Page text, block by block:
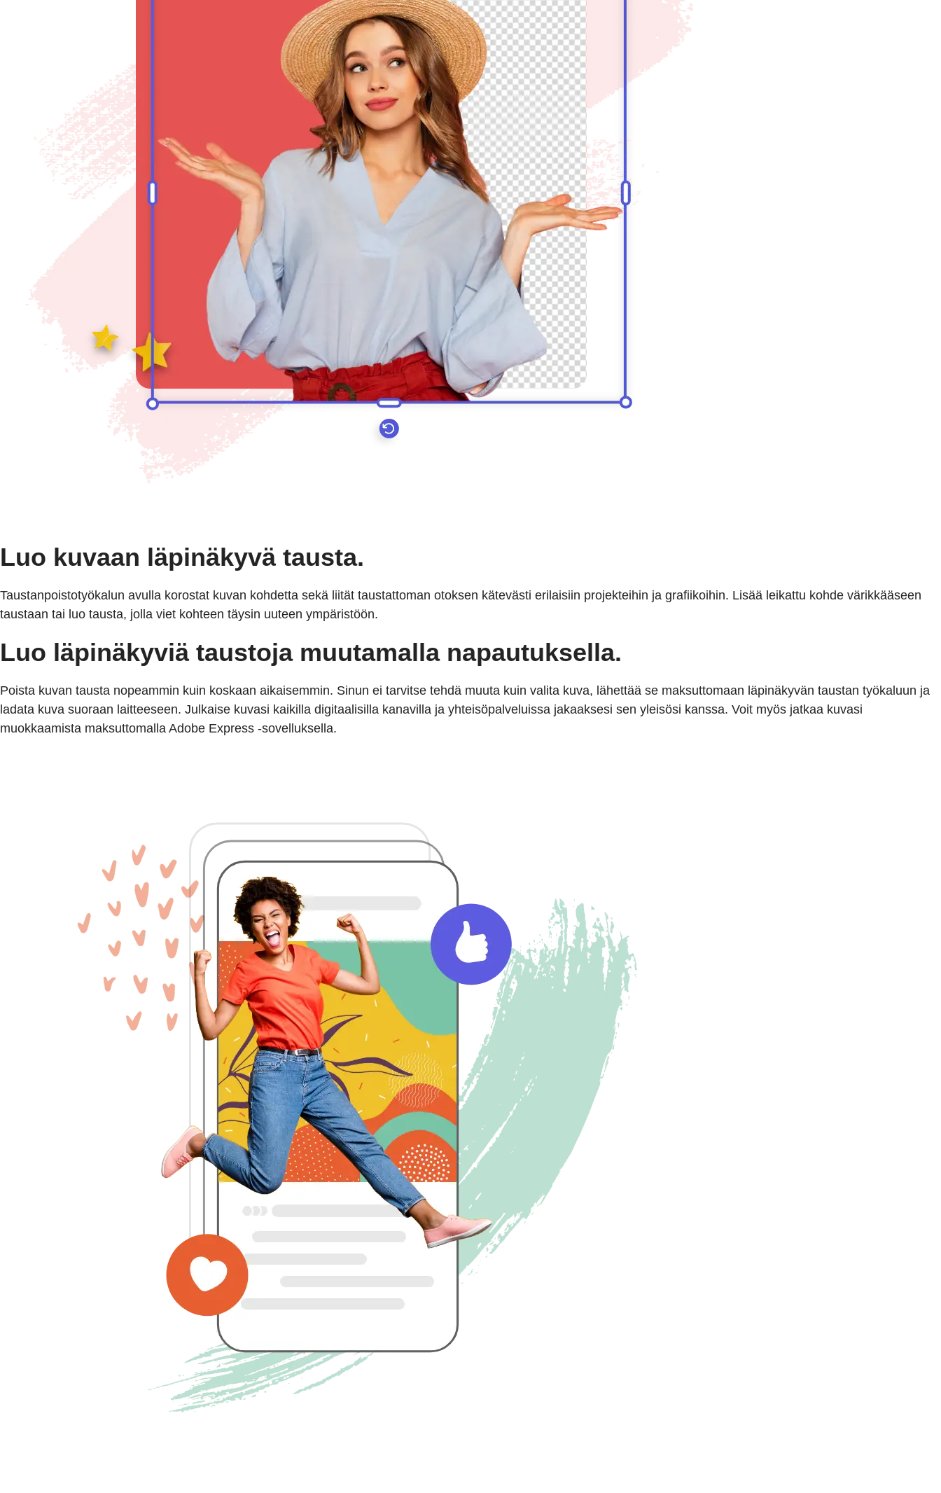
Luo kuvaan läpinäkyvä tausta.
Taustanpoistotyökalun avulla korostat kuvan kohdetta sekä liität taustattoman otoksen kätevästi erilaisiin projekteihin ja grafiikoihin. Lisää leikattu kohde värikkääseen
taustaan tai luo tausta, jolla viet kohteen täysin uuteen ympäristöön.
Luo läpinäkyviä taustoja muutamalla napautuksella.
Poista kuvan tausta nopeammin kuin koskaan aikaisemmin. Sinun ei tarvitse tehdä muuta kuin valita kuva, lähettää se maksuttomaan läpinäkyvän taustan työkaluun ja
ladata kuva suoraan laitteeseen. Julkaise kuvasi kaikilla digitaalisilla kanavilla ja yhteisöpalveluissa jakaaksesi sen yleisösi kanssa. Voit myös jatkaa kuvasi
muokkaamista maksuttomalla Adobe Express -sovelluksella.